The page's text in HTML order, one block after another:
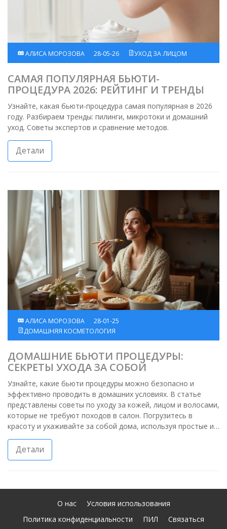
АЛИСА МОРОЗОВА 28-05-26 УХОД ЗА ЛИЦОМ
САМАЯ ПОПУЛЯРНАЯ БЬЮТИ-
ПРОЦЕДУРА 2026: РЕЙТИНГ И ТРЕНДЫ
Узнайте, какая бьюти-процедура самая популярная в 2026
году. Разбираем тренды: пилинги, микротоки и домашний
уход. Советы экспертов и сравнение методов.
Детали
АЛИСА МОРОЗОВА
28-01-25
ДОМАШНЯЯ КОСМЕТОЛОГИЯ
ДОМАШНИЕ БЬЮТИ ПРОЦЕДУРЫ:
СЕКРЕТЫ УХОДА ЗА СОБОЙ
Узнайте, какие бьюти процедуры можно безопасно и
эффективно проводить в домашних условиях. В статье
представлены советы по уходу за кожей, лицом и волосами,
которые не требуют походов в салон. Погрузитесь в
красоту и ухаживайте за собой дома, используя простые и
улучшайте свой внешний вид в удобное для вас время.
Детали
О нас
Условия использования
Политика конфиденциальности
ПИЛ Связаться